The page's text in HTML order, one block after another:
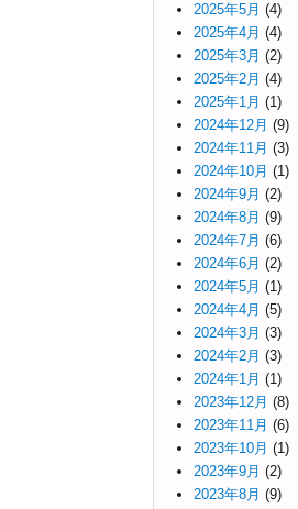
2025年5月 (4)
2025年4月 (4)
2025年3月 (2)
2025年2月 (4)
2025年1月 (1)
2024年12月 (9)
2024年11月 (3)
2024年10月 (1)
2024年9月 (2)
2024年8月 (9)
2024年7月 (6)
2024年6月 (2)
2024年5月 (1)
2024年4月 (5)
2024年3月 (3)
2024年2月 (3)
2024年1月 (1)
2023年12月 (8)
2023年11月 (6)
2023年10月 (1)
2023年9月 (2)
2023年8月 (9)